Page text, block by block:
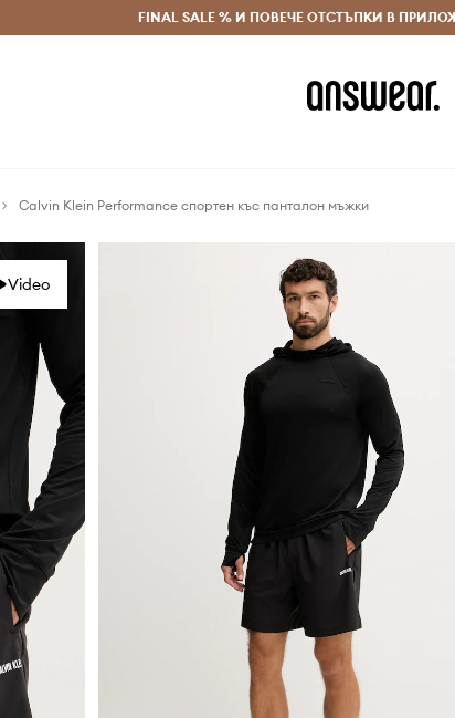
Безплатни доставка и връщане за поръчки над 70 EUR
FINAL SALE % И ПОВЕЧЕ ОТСТЪПКИ В
Calvin Klein Performance спортен къс панталон мъжки
Video